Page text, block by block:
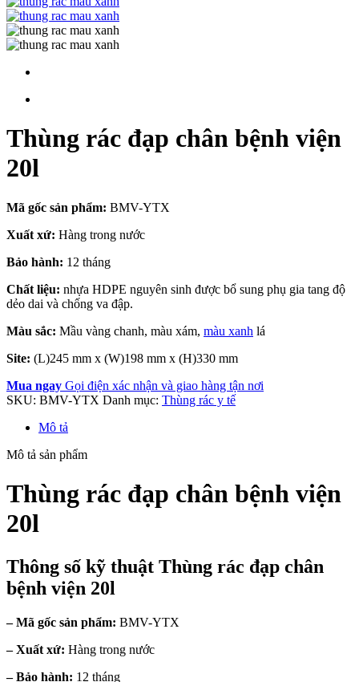
Thùng rác đạp chân bệnh viện
20l
Mã gốc sản phẩm: BMV-YTX
Xuất xứ: Hàng trong nước
Bảo hành: 12 tháng
Chất liệu: nhựa HDPE nguyên sinh được bổ sung phụ gia tang độ
dẻo dai và chống va đập.
Màu sắc: Mầu vàng chanh, màu xám, màu xanh lá
Site: (L)245 mm x (W)198 mm x (H)330 mm
Mua ngay Gọi điện xác nhận và giao hàng tận nơi
SKU: BMV-YTX Danh mục: Thùng rác y tế
Mô tả
Mô tả sản phẩm
Thùng rác đạp chân bệnh viện
20l
Thông số kỹ thuật Thùng rác đạp chân
bệnh viện 20l
– Mã gốc sản phẩm: BMV-YTX
– Xuất xứ: Hàng trong nước
– Bảo hành: 12 tháng